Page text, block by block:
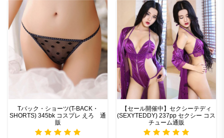
Tバック・ショーツ(T-BACK・
SHORTS) 345bk コスプレ えろ 通
販
【セール開催中】セクシーテディ
(SEXYTEDDY) 237pp セクシー コス
チューム通販